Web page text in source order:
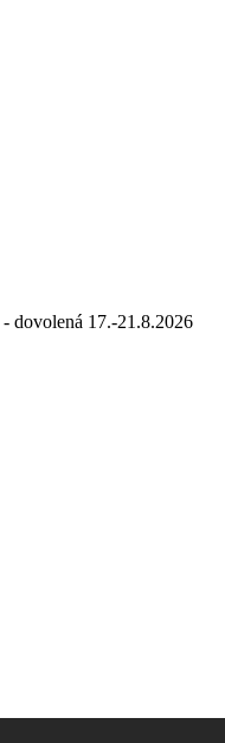
- dovolená 17.-21.8.2026